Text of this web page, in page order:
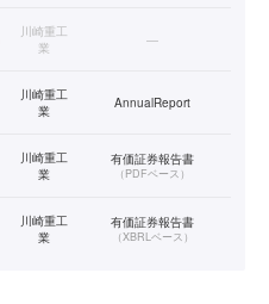
川崎重工
業
—
川崎重工
業
AnnualReport
川崎重工
業
有価証券報告書
（PDFベース）
川崎重工
業
有価証券報告書
（XBRLベース）